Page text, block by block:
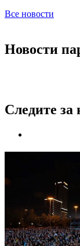
Все новости
Новости
Следите за